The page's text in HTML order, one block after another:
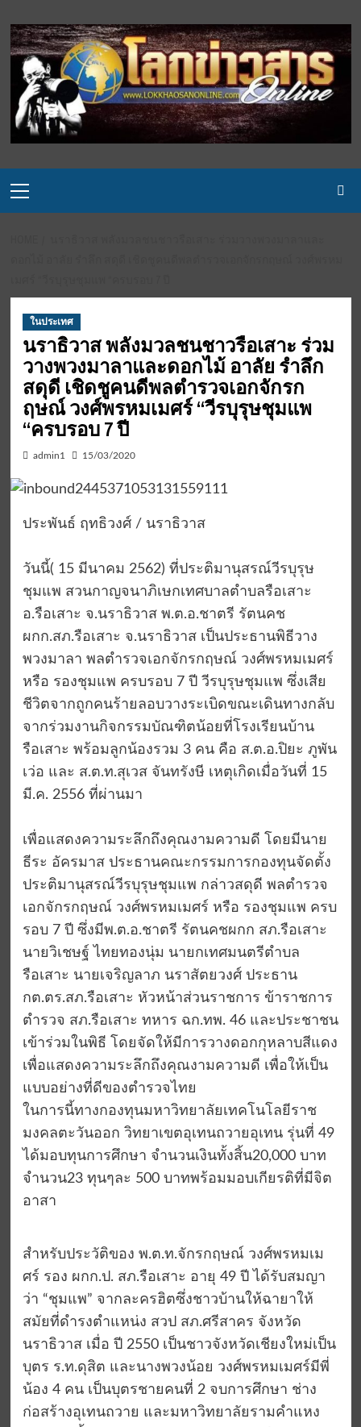
to
content
Menu
ในประเทศ
นราธิวาส พลังมวลชนชาวรือเสาะ ร่วม
วางพวงมาลาและดอกไม้ อาลัย รำลึก
สดุดี เชิดชูคนดีพลตำรวจเอกจักรก
ฤษณ์ วงศ์พรหมเมศร์ “วีรบุรุษชุมแพ
“ครบรอบ 7 ปี
admin1 15/03/2020
ประพันธ์ ฤทธิวงศ์ / นราธิวาส
วันนี้( 15 มีนาคม 2562) ที่ประติมานุสรณ์วีรบุรุษ
ชุมแพ สวนกาญจนาภิเษกเทศบาลตำบลรือเสาะ
อ.รือเสาะ จ.นราธิวาส พ.ต.อ.ชาตรี รัตนคช
ผกก.สภ.รือเสาะ จ.นราธิวาส เป็นประธานพิธีวาง
พวงมาลา พลตำรวจเอกจักรกฤษณ์ วงศ์พรหมเมศร์
หรือ รองชุมแพ ครบรอบ 7 ปี วีรบุรุษชุมแพ ซึ่งเสีย
ชีวิตจากถูกคนร้ายลอบวางระเบิดขณะเดินทางกลับ
จากร่วมงานกิจกรรมบัณฑิตน้อยที่โรงเรียนบ้าน
รือเสาะ พร้อมลูกน้องรวม 3 คน คือ ส.ต.อ.ปิยะ ภูพัน
เว่อ และ ส.ต.ท.สุเวส จันทรังษี เหตุเกิดเมื่อวันที่ 15
มี.ค. 2556 ที่ผ่านมา
เพื่อแสดงความระลึกถึงคุณงามความดี โดยมีนาย
ธีระ อัครมาส ประธานคณะกรรมการกองทุนจัดตั้ง
ประติมานุสรณ์วีรบุรุษชุมแพ กล่าวสดุดี พลตำรวจ
เอกจักรกฤษณ์ วงศ์พรหมเมศร์ หรือ รองชุมแพ ครบ
รอบ 7 ปี ซึ่งมีพ.ต.อ.ชาตรี รัตนคชผกก สภ.รือเสาะ
นายวิเชษฐ์ ไทยทองนุ่ม นายกเทศมนตรีตำบล
รือเสาะ นายเจริญลาภ นราสัตยวงศ์ ประธาน
กต.ตร.สภ.รือเสาะ หัวหน้าส่วนราชการ ข้าราชการ
ตำรวจ สภ.รือเสาะ ทหาร ฉก.ทพ. 46 และประชาชน
เข้าร่วมในพิธี โดยจัดให้มีการวางดอกกุหลาบสีแดง
เพื่อแสดงความระลึกถึงคุณงามความดี เพื่อให้เป็น
แบบอย่างที่ดีของตำรวจไทย
ในการนี้ทางกองทุนมหาวิทยาลัยเทคโนโลยีราช
มงคลตะวันออก วิทยาเขตอุเทนถวายอุเทน รุ่นที่ 49
ได้มอบทุนการศึกษา จำนวนเงินทั้งสิ้น20,000 บาท
จำนวน23 ทุนๆละ 500 บาทพร้อมมอบเกียรติที่มีจิต
อาสา
สำหรับประวัติของ พ.ต.ท.จักรกฤษณ์ วงศ์พรหมเม
ศร์ รอง ผกก.ป. สภ.รือเสาะ อายุ 49 ปี ได้รับสมญา
ว่า “ชุมแพ” จากละครฮิตซึ่งชาวบ้านให้ฉายาให้
สมัยที่ดำรงตำแหน่ง สวป สภ.ศรีสาคร จังหวัด
นราธิวาส เมื่อ ปี 2550 เป็นชาวจังหวัดเชียงใหม่เป็น
บุตร ร.ท.ดุสิต และนางพวงน้อย วงศ์พรหมเมศร์มีพี่
น้อง 4 คน เป็นบุตรชายคนที่ 2 จบการศึกษา ช่าง
ก่อสร้างอุเทนถวาย และมหาวิทยาลัยรามคำแหง